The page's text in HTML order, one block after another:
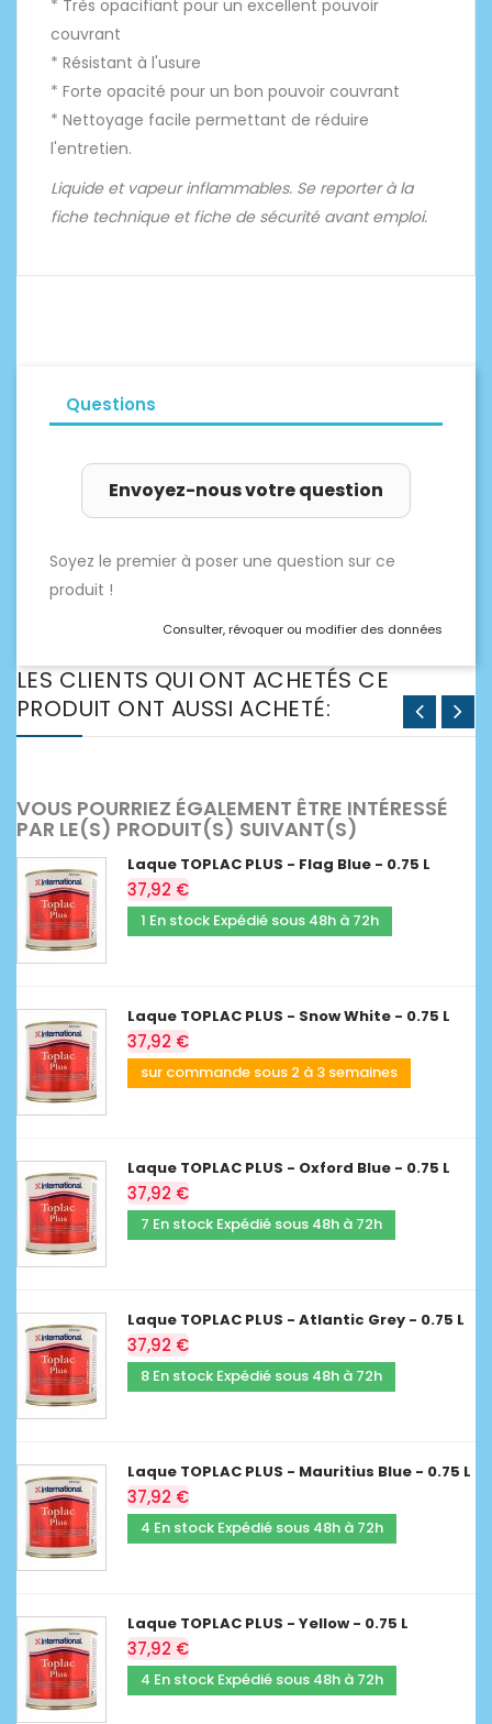
* Très opacifiant pour un excellent pouvoir
couvrant
* Résistant à l'usure
* Forte opacité pour un bon pouvoir couvrant
* Nettoyage facile permettant de réduire
l'entretien.
Liquide et vapeur inflammables. Se reporter à la
fiche technique et fiche de sécurité avant emploi.
Questions
Envoyez-nous votre question
Soyez le premier à poser une question sur ce
produit !
Consulter, révoquer ou modifier des données
LES CLIENTS QUI ONT ACHETÉS CE
PRODUIT ONT AUSSI ACHETÉ:
VOUS POURRIEZ ÉGALEMENT ÊTRE INTÉRESSÉ
PAR LE(S) PRODUIT(S) SUIVANT(S)
Laque TOPLAC PLUS - Flag Blue - 0.75 L
37,92 €
1 En stock Expédié sous 48h à 72h
Laque TOPLAC PLUS - Snow White - 0.75 L
37,92 €
sur commande sous 2 à 3 semaines
Laque TOPLAC PLUS - Oxford Blue - 0.75 L
37,92 €
7 En stock Expédié sous 48h à 72h
Laque TOPLAC PLUS - Atlantic Grey - 0.75 L
37,92 €
8 En stock Expédié sous 48h à 72h
Laque TOPLAC PLUS - Mauritius Blue - 0.75 L
37,92 €
4 En stock Expédié sous 48h à 72h
Laque TOPLAC PLUS - Yellow - 0.75 L
37,92 €
4 En stock Expédié sous 48h à 72h